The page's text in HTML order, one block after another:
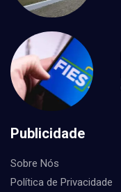
Publicidade
Sobre Nós
Política de Privacidade